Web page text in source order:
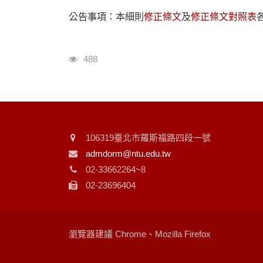
公告事項：​本細則 修正條文及修正條文對照表
瀏覽人次
488
106319臺北市羅斯福路四段一號
admdorm@ntu.edu.tw
02-33662264~8
02-23696404
瀏覽器建議 Chrome、Mozilla Firefox